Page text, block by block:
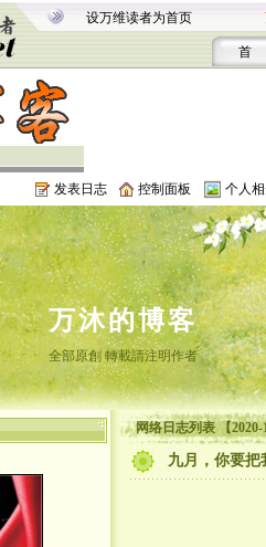
设万维读者为首页
首
发表日志 控制面板 个人
万沐的博客
全部原創 轉載請注明作者
网络日志列表 【2020-
九月，你要把